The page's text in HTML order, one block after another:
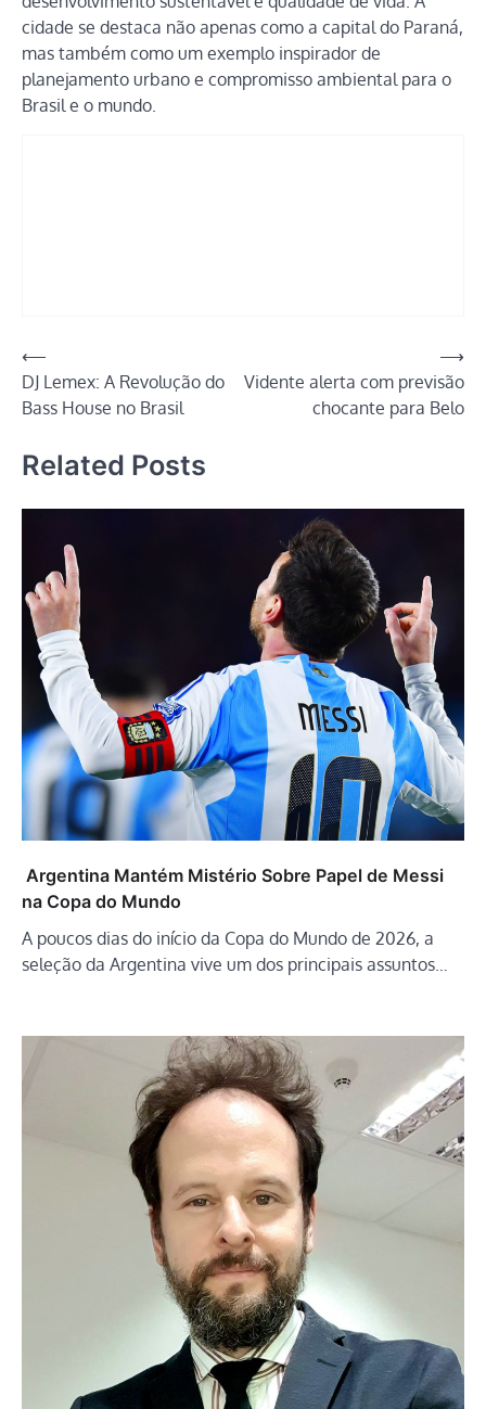
cidade se destaca não apenas como a capital do Paraná,
mas também como um exemplo inspirador de
planejamento urbano e compromisso ambiental para o
Brasil e o mundo.
Navegação
de
⟵
DJ Lemex: A Revolução do
Bass House no Brasil
Vidente alerta com previsão
chocante para Belo
⟶
Related Posts
Argentina Mantém Mistério Sobre Papel de Messi
na Copa do Mundo
A poucos dias do início da Copa do Mundo de 2026, a
seleção da Argentina vive um dos principais assuntos…